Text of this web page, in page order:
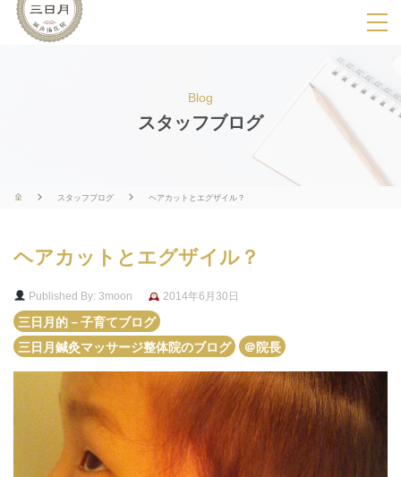
SPメニ
ー
展
用
ボ
Blog
スタッフブログ
スタッフブログ ヘアカットとエグザイル？
ヘアカットとエグザイル？
Published By: 3moon
2014年6月30日
三日月的－子育てブログ
三日月鍼灸マッサージ整体院のブログ
＠院長